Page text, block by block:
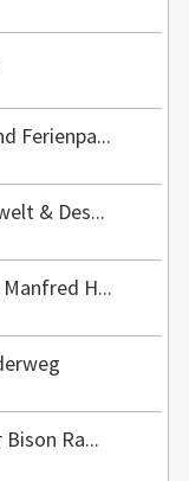
Ferienpa...
& Des...
H...
Ra...